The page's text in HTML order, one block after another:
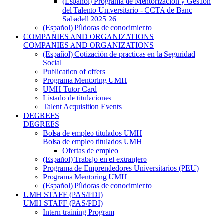
del Talento Universitario - CCTA de Banc
Sabadell 2025-26
(Español) Píldoras de conocimiento
COMPANIES AND ORGANIZATIONS
COMPANIES AND ORGANIZATIONS
(Español) Cotización de prácticas en la Seguridad
Social
Publication of offers
Programa Mentoring UMH
UMH Tutor Card
Listado de titulaciones
Talent Acquisition Events
DEGREES
DEGREES
Bolsa de empleo titulados UMH
Bolsa de empleo titulados UMH
Ofertas de empleo
(Español) Trabajo en el extranjero
Programa de Emprendedores Universitarios (PEU)
Programa Mentoring UMH
(Español) Píldoras de conocimiento
UMH STAFF (PAS/PDI)
UMH STAFF (PAS/PDI)
Intern training Program